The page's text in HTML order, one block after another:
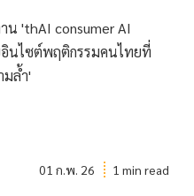
น 'thAI consumer AI
อินไซต์พฤติกรรมคนไทยที่
มล้ำ'
01 ก.พ. 26 1 min read